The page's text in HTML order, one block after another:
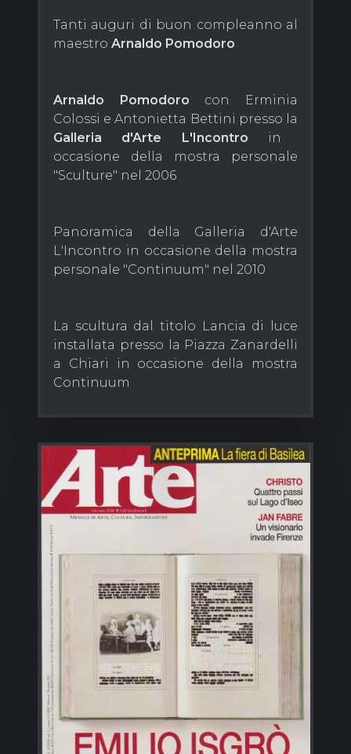
Tanti auguri di buon compleanno al
maestro Arnaldo Pomodoro
Arnaldo Pomodoro con Erminia
Colossi e Antonietta Bettini presso la
Galleria d'Arte L'Incontro in
occasione della mostra personale
"Sculture" nel 2006
Panoramica della Galleria d'Arte
L'Incontro in occasione della mostra
personale "Continuum" nel 2010
La scultura dal titolo Lancia di luce
installata presso la Piazza Zanardelli
a Chiari in occasione della mostra
Continuum